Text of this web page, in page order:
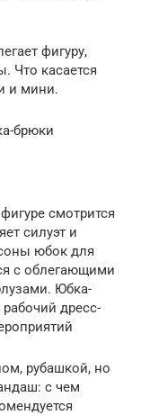
фигуру,
Что касается
и мини.
брюки
смотрится
силуэт и
юбок для
с облегающими
Юбка-
дресс-
рубашкой, но
с чем